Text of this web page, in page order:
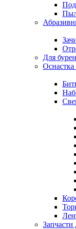
Для
Оснастка
Запчасти